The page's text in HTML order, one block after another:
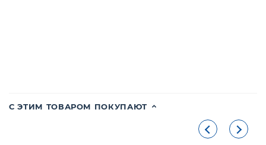
С ЭТИМ ТОВАРОМ ПОКУПАЮТ